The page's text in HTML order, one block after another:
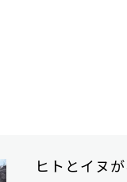
ヒトとイヌ